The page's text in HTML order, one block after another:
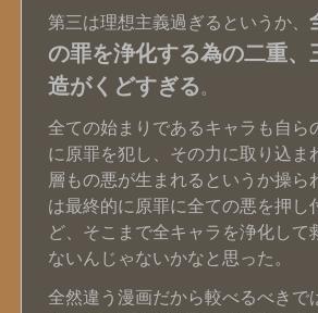
第三は理想主義過ぎるというか、
の罪を浄化する為の二重、
造がくどすぎる 。
全ての始まりであるキャラも自ら
に原罪を犯し、その力に取り込ま
層もの悪が生まれるというか操ら
は最終的に原罪に全ての悪を押し
ど、そこまで全キャラを浄化して
ないんじゃないかなと思った。
全然違う漫画だから較べるべきで